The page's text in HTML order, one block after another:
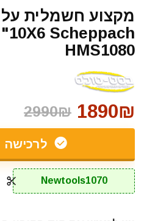
מקצוע חשמלית
Scheppach
HMS1080
1890₪
2990₪
לרכישה
Newtools1070